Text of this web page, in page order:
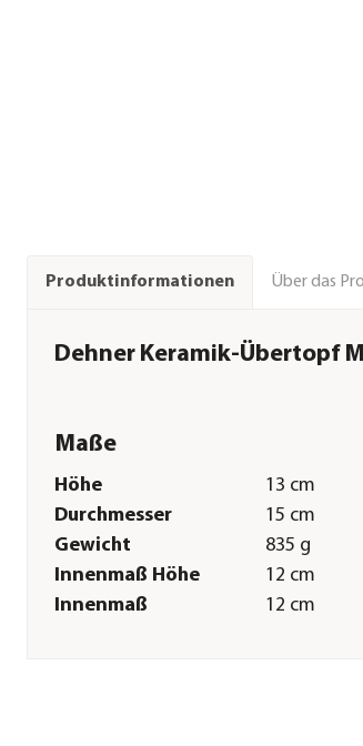
Produktinformationen Über das
Dehner Keramik-Übertopf
Maße
Höhe
13 cm
Durchmesser
15 cm
Gewicht
835 g
Innenmaß Höhe
12 cm
Innenmaß
12 cm